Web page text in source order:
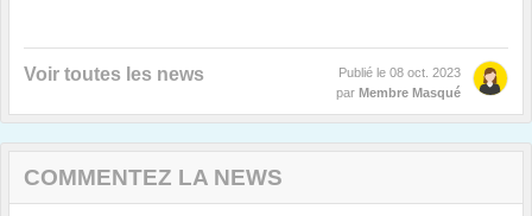
Voir toutes les news Publié le 08 oct. 2023
par Membre Masqué
COMMENTEZ LA NEWS